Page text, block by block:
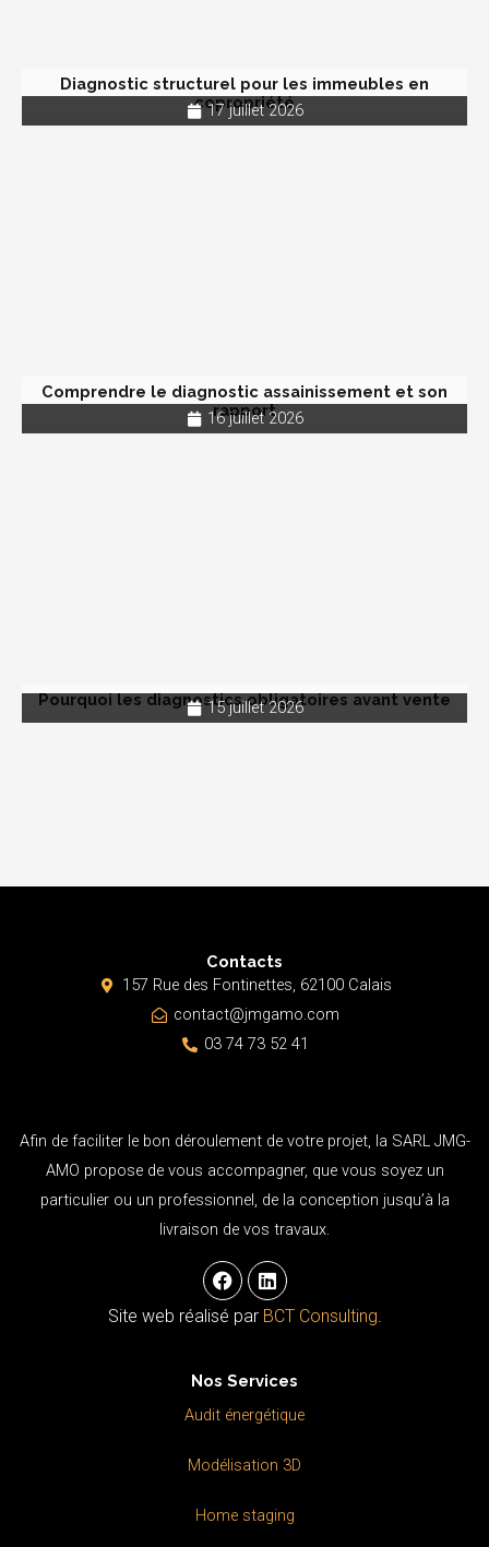
Diagnostic structurel pour les immeubles en
copropriété
17 juillet 2026
Comprendre le diagnostic assainissement et son
rapport
16 juillet 2026
Pourquoi les diagnostics obligatoires avant vente
15 juillet 2026
Contacts
157 Rue des Fontinettes, 62100 Calais
contact@jmgamo.com
03 74 73 52 41
Afin de faciliter le bon déroulement de votre projet, la SARL JMG-
AMO propose de vous accompagner, que vous soyez un
particulier ou un professionnel, de la conception jusqu’à la
livraison de vos travaux.
F
a
c
e
o
k
L
i
n
k
i
n
Site web réalisé par BCT Consulting.
Nos Services
Audit énergétique
Modélisation 3D
Home staging